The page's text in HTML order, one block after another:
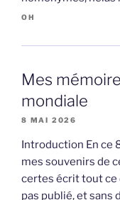
OH
Mes
mondiale
8 MAI 2026
Introduction En ce
mes souvenirs de
certes écrit tout ce
pas publié, et sans